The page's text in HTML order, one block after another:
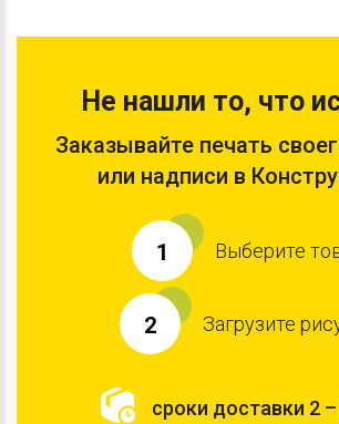
Не нашли то, что
Заказывайте печать
или надписи в
1 Выберите
2 Загрузите
сроки доставки 2